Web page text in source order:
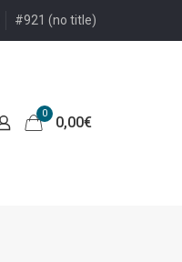
#921 (no title)
0
0,00€